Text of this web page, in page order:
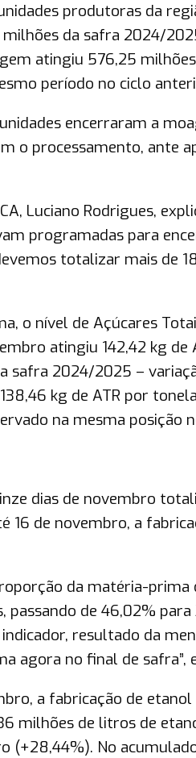
produtoras da
milhões da safra 2024/
atingiu 576,25
período no ciclo
encerraram a
o processamento, ante
Luciano Rodrigues,
programadas para
totalizar mais de
o nível de Açúcares
atingiu 142,42 kg de
safra 2024/2025 –
kg de ATR por
na mesma posição
dias de novembro
16 de novembro, a
da matéria-prima
de 46,02% para
resultado da
agora no final de safra”,
a fabricação de
milhões de litros de
(+28,44%). No